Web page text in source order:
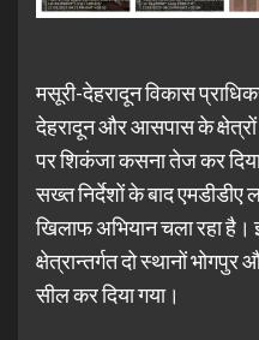
मसूरी-देहरादून विकास
देहरादून और आसपास के क्षेत्रों
पर शिकंजा कसना तेज कर
सख्त निर्देशों के बाद
खिलाफ अभियान चला रहा
क्षेत्रान्तर्गत दो स्थानों
सील कर दिया गया।